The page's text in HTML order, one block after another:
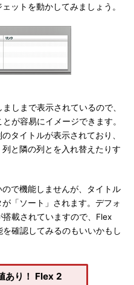
ットを動かしてみましょう。
しまで表示されているので、
が容易にイメージできます。
タイトルが表示されており、
と隣の列とを入れ替えたりす
で機能しませんが、タイトル
「ソート」されます。デフォ
載されていますので、Flex
確認してみるのもいいかもし
あり！ Flex 2